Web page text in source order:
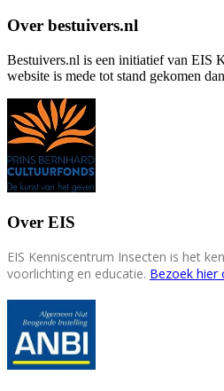
Over bestuivers.nl
Bestuivers.nl is een initiatief van EIS
website is mede tot stand gekomen
Over EIS
EIS Kenniscentrum Insecten is het
voorlichting en educatie. Bezoek hier